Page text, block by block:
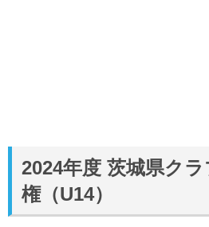
2024年度 茨城県ク
権（U14）